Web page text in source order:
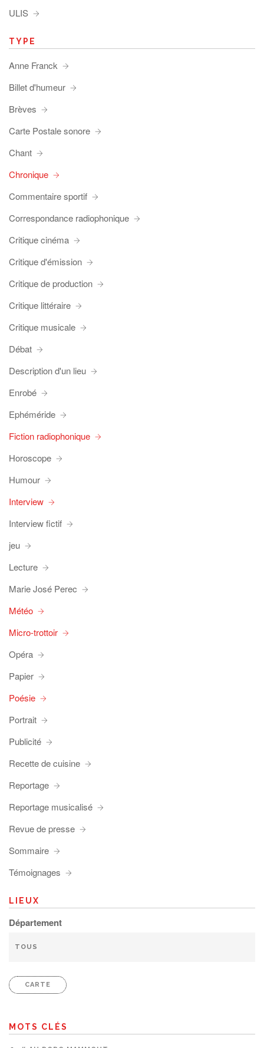
ULIS
TYPE
Anne Franck
Billet d'humeur
Brèves
Carte Postale sonore
Chant
Chronique
Commentaire sportif
Correspondance radiophonique
Critique cinéma
Critique d'émission
Critique de production
Critique littéraire
Critique musicale
Débat
Description d'un lieu
Enrobé
Ephéméride
Fiction radiophonique
Horoscope
Humour
Interview
Interview fictif
jeu
Lecture
Marie José Perec
Météo
Micro-trottoir
Opéra
Papier
Poésie
Portrait
Publicité
Recette de cuisine
Reportage
Reportage musicalisé
Revue de presse
Sommaire
Témoignages
LIEUX
Département
CARTE
MOTS CLÉS